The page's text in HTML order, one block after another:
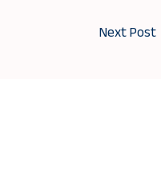
Next Post